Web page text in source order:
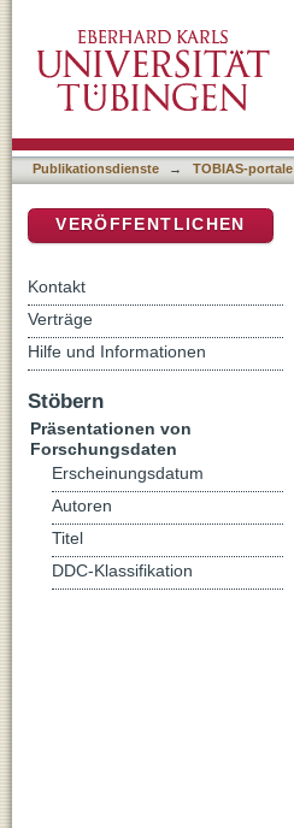
Publikationsdienste → TOBIAS-portale
VERÖFFENTLICHEN
Kontakt
Verträge
Hilfe und Informationen
Stöbern
Präsentationen von
Forschungsdaten
Erscheinungsdatum
Autoren
Titel
DDC-Klassifikation